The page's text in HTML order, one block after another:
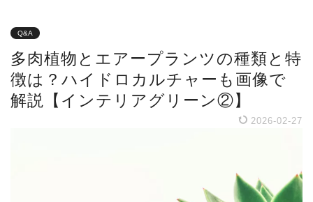
Q&A
多肉植物とエアープランツの種類と特
徴は？ハイドロカルチャーも画像で
解説【インテリアグリーン②】
2026-02-27